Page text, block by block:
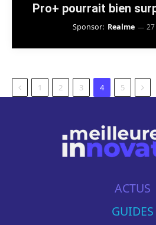
Pro+ pourrait bien
monde avec son prix
Sponsor: Realme
Previous
1 2 3 4 5 Next
ACTUS
GUIDES